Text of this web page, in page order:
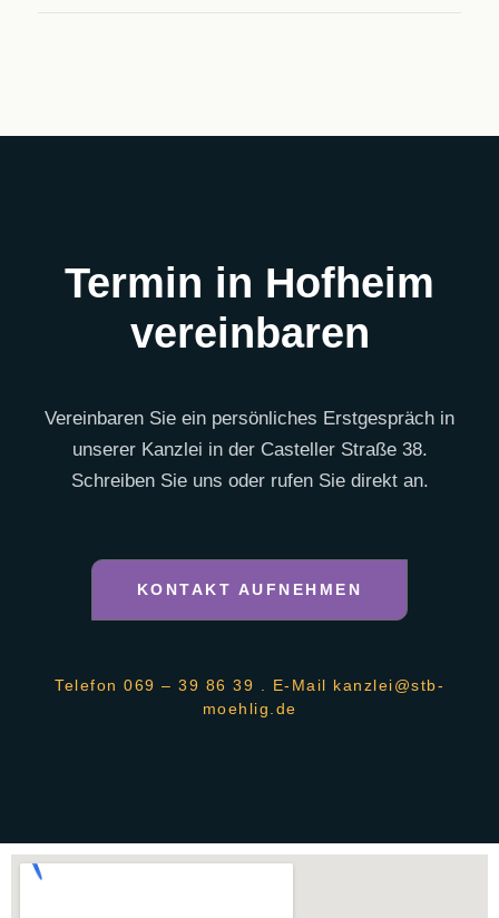
Termin in Hofheim
vereinbaren
Vereinbaren Sie ein persönliches Erstgespräch in
unserer Kanzlei in der Casteller Straße 38.
Schreiben Sie uns oder rufen Sie direkt an.
KONTAKT AUFNEHMEN
Telefon 069 – 39 86 39 . E-Mail kanzlei@stb-
moehlig.de